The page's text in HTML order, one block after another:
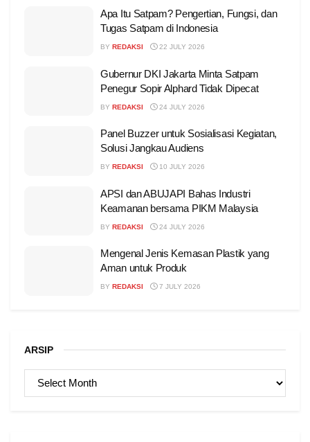
Apa Itu Satpam? Pengertian, Fungsi, dan
Tugas Satpam di Indonesia
BY REDAKSI 22 JULY 2026
Gubernur DKI Jakarta Minta Satpam
Penegur Sopir Alphard Tidak Dipecat
BY REDAKSI 24 JULY 2026
Panel Buzzer untuk Sosialisasi Kegiatan,
Solusi Jangkau Audiens
BY REDAKSI 10 JULY 2026
APSI dan ABUJAPI Bahas Industri
Keamanan bersama PIKM Malaysia
BY REDAKSI 24 JULY 2026
Mengenal Jenis Kemasan Plastik yang
Aman untuk Produk
BY REDAKSI 7 JULY 2026
ARSIP
ARSIP